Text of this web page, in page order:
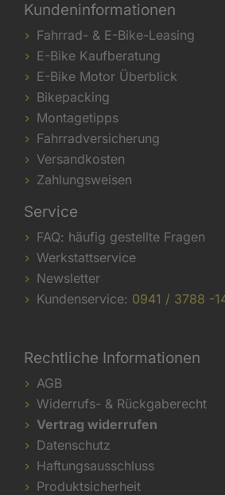
Kundeninformationen
Fahrrad- & E-Bike-Leasing
E-Bike Kaufberatung
E-Bike Motor Überblick
Bikepacking
Montagetipps
Fahrradversicherung
Versandkosten
Zahlungsweisen
Service
FAQ: häufig gestellte Fragen
Werkstattservice
Newsletter
Kundenservice: 0941 / 3788 -
Rechtliche Informationen
AGB
Widerrufs- & Rückgaberecht
Vertrag widerrufen
Datenschutz
Haftungsausschluss
Produktsicherheit